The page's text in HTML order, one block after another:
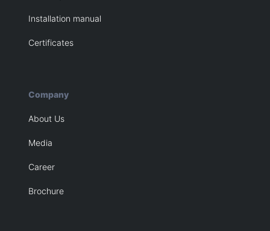
Installation manual
Certificates
Company
About Us
Media
Career
Brochure